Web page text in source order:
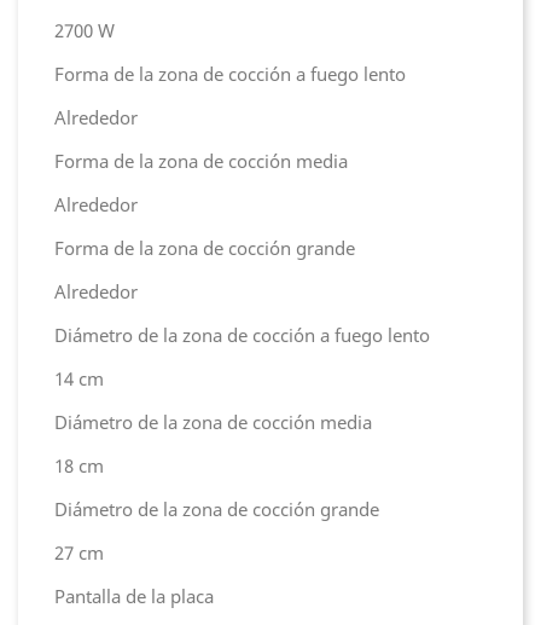
2700 W
Forma de la zona de cocción a fuego lento
Alrededor
Forma de la zona de cocción media
Alrededor
Forma de la zona de cocción grande
Alrededor
Diámetro de la zona de cocción a fuego lento
14 cm
Diámetro de la zona de cocción media
18 cm
Diámetro de la zona de cocción grande
27 cm
Pantalla de la placa